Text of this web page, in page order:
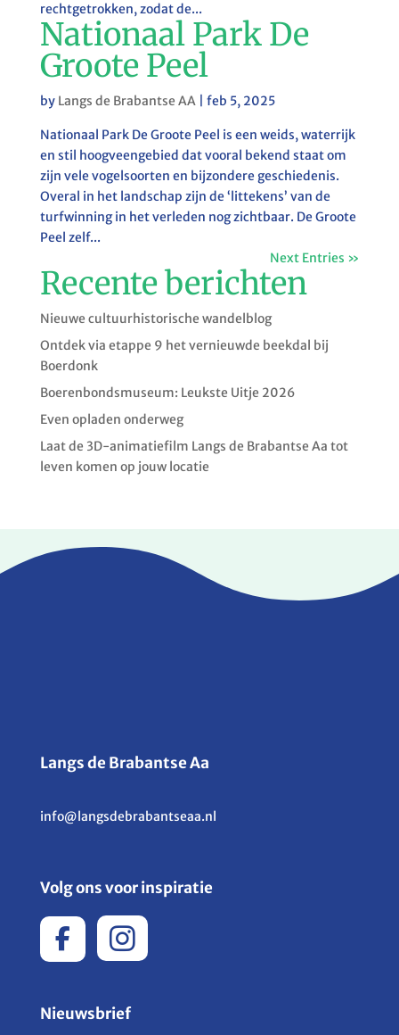
rechtgetrokken, zodat de...
Nationaal Park De
Groote Peel
by Langs de Brabantse AA| feb 5, 2025
Nationaal Park De Groote Peel is een weids, waterrijk
en stil hoogveengebied dat vooral bekend staat om
zijn vele vogelsoorten en bijzondere geschiedenis.
Overal in het landschap zijn de ‘littekens’ van de
turfwinning in het verleden nog zichtbaar. De Groote
Peel zelf...
Next Entries »
Recente berichten
Nieuwe cultuurhistorische wandelblog
Ontdek via etappe 9 het vernieuwde beekdal bij
Boerdonk
Boerenbondsmuseum: Leukste Uitje 2026
Even opladen onderweg
Laat de 3D-animatiefilm Langs de Brabantse Aa tot
leven komen op jouw locatie
Langs de Brabantse Aa
info@langsdebrabantseaa.nl
Volg ons voor inspiratie
Nieuwsbrief